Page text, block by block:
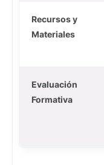
Recursos y
Materiales
Evaluación
Formativa